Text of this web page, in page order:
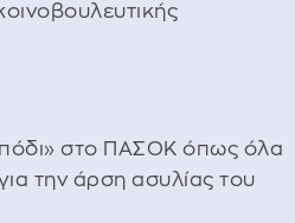
πόδι» στο ΠΑΣΟΚ όπως όλα
την άρση ασυλίας του